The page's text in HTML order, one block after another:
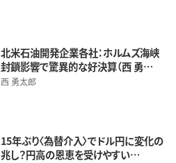
北米石油開発企業各社：ホルムズ海峡
封鎖影響で驚異的な好決算（西 勇…
西 勇太郎
15年ぶり〈為替介入〉でドル円に変化の
兆し？円高の恩恵を受けやすい…